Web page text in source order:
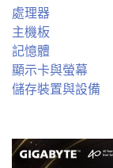
處理器
主機板
記憶體
顯示卡與螢幕
儲存裝置與設備